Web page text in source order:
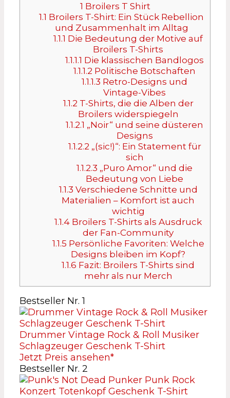
1 Broilers T Shirt
1.1 Broilers T-Shirt: Ein Stück Rebellion
und Zusammenhalt im Alltag
1.1.1 Die Bedeutung der Motive auf
Broilers T-Shirts
1.1.1.1 Die klassischen Bandlogos
1.1.1.2 Politische Botschaften
1.1.1.3 Retro-Designs und
Vintage-Vibes
1.1.2 T-Shirts, die die Alben der
Broilers widerspiegeln
1.1.2.1 „Noir“ und seine düsteren
Designs
1.1.2.2 „(sic!)“: Ein Statement für
sich
1.1.2.3 „Puro Amor“ und die
Bedeutung von Liebe
1.1.3 Verschiedene Schnitte und
Materialien – Komfort ist auch
wichtig
1.1.4 Broilers T-Shirts als Ausdruck
der Fan-Community
1.1.5 Persönliche Favoriten: Welche
Designs bleiben im Kopf?
1.1.6 Fazit: Broilers T-Shirts sind
mehr als nur Merch
Bestseller Nr. 1
Drummer Vintage Rock & Roll Musiker
Schlagzeuger Geschenk T-Shirt
Jetzt Preis ansehen*
Bestseller Nr. 2